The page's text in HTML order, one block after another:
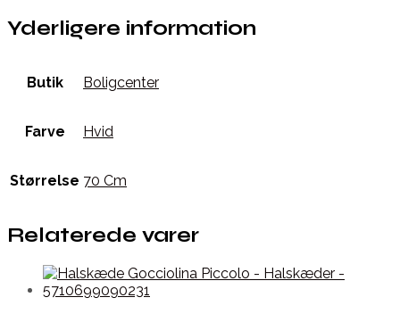
Yderligere information
Butik Boligcenter
Farve Hvid
Størrelse 70 Cm
Relaterede varer